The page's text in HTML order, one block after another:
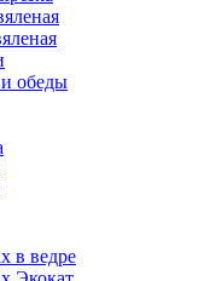
обеды
в ведре